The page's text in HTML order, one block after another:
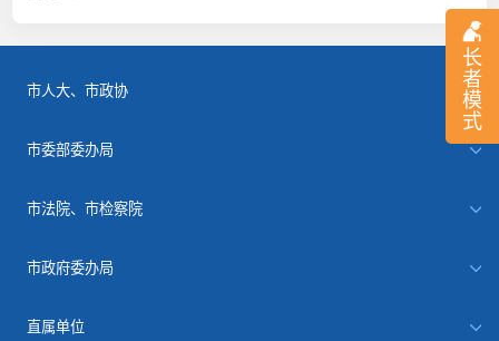
长
者
模
式
市人大、市政协
市委部委办局
市法院、市检察院
市政府委办局
直属单位